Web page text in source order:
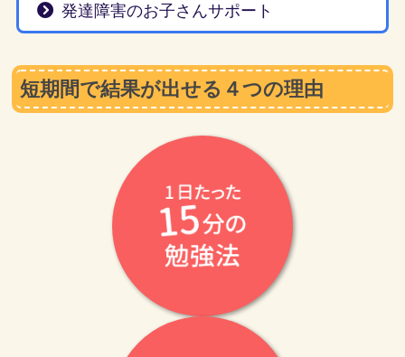
発達障害のお子さんサポート
短期間で結果が出せる４つの理由